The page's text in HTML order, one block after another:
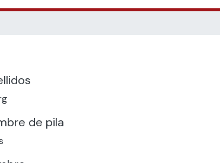
de pila